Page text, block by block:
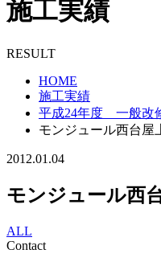
施工実績
RESULT
HOME
施工実績
平成24年度 一般改
モンジュール西台屋
2012.01.04
モンジュール西
ALL
Contact